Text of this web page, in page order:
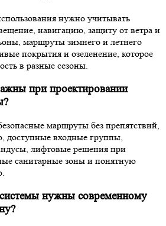
нужно учитывать
навигацию, защиту от ветра и
маршруты зимнего и летнего
покрытия и озеленение, которое
в разные сезоны.
при проектировании
маршруты без препятствий,
доступные входные группы,
лифтовые решения при
санитарные зоны и понятную
нужны современному